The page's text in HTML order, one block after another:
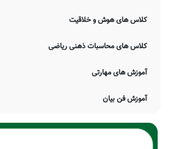
کلاس های هوش و خلاقیت
کلاس های محاسبات ذهنی ریاضی
آموزش های مهارتی
آموزش فن بیان